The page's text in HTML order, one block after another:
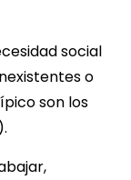
social
o
son los